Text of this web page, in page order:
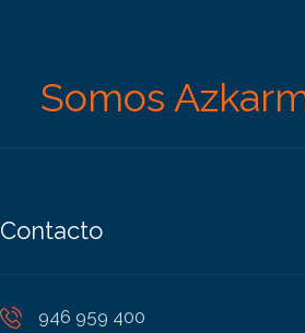
Somos
Contacto
946 959 400